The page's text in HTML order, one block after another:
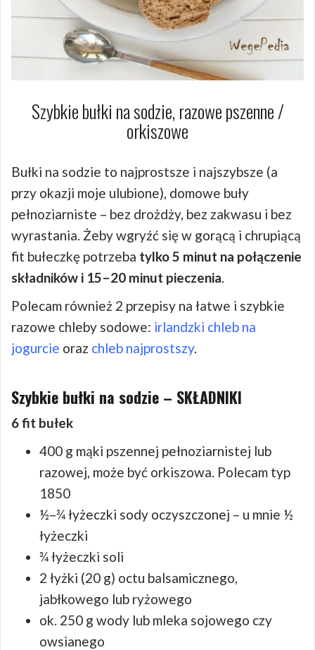
Szybkie bułki na sodzie, razowe pszenne /
orkiszowe
Bułki na sodzie to najprostsze i najszybsze (a
przy okazji moje ulubione), domowe buły
pełnoziarniste – bez drożdży, bez zakwasu i bez
wyrastania. Żeby wgryźć się w gorącą i chrupiącą
fit bułeczkę potrzeba tylko 5 minut na połączenie
składników i 15–20 minut pieczenia
Polecam również 2 przepisy na łatwe i szybkie
razowe chleby sodowe: irlandzki chleb na
jogurcie oraz chleb najprostszy.
Szybkie bułki na sodzie – SKŁADNIKI
6 fit bułek
400 g mąki pszennej pełnoziarnistej lub
razowej, może być orkiszowa. Polecam typ
1850
½–¾ łyżeczki sody oczyszczonej – u mnie ½
łyżeczki
¾ łyżeczki soli
2 łyżki (20 g) octu balsamicznego,
jabłkowego lub ryżowego
ok. 250 g wody lub mleka sojowego czy
owsianego